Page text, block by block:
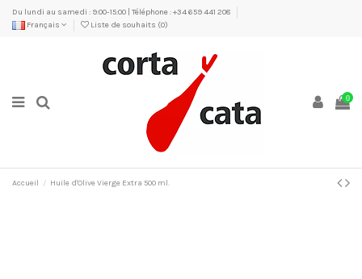
Du lundi au samedi : 9:00-15:00 | Téléphone : +34 659 441 208
Français
Liste de souhaits (0)
0
Accueil Huile d'Olive Vierge Extra 500 ml.